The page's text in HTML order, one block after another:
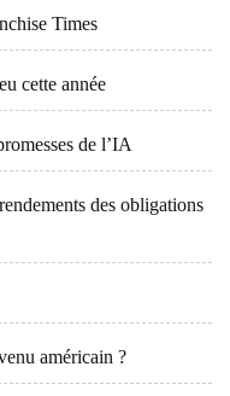
Times
cette année
de l’IA
des obligations
américain ?